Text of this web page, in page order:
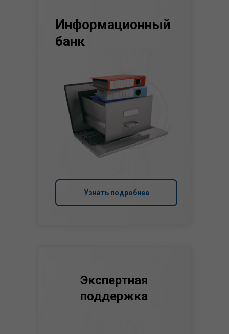
Узнать подробнее
Информационный
банк
Экспертная
поддержка